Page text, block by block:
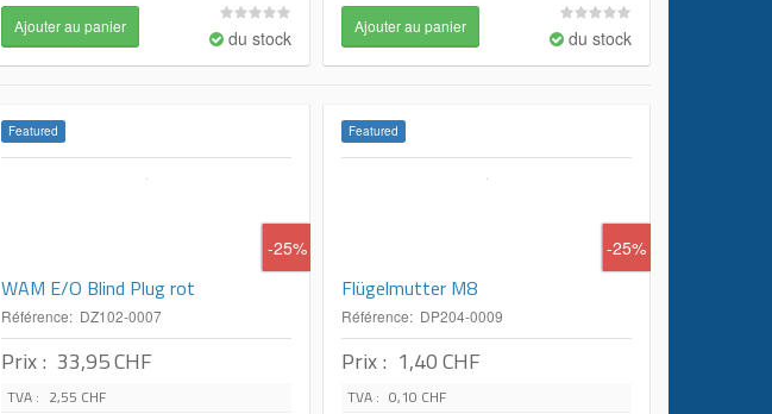
du stock du stock
Featured
-25%
WAM E/O Blind Plug rot
Référence: DZ102-0007
Prix : 33,95 CHF
TVA : 2,55 CHF
Featured
-25%
Flügelmutter M8
Référence: DP204-0009
Prix : 1,40 CHF
TVA : 0,10 CHF